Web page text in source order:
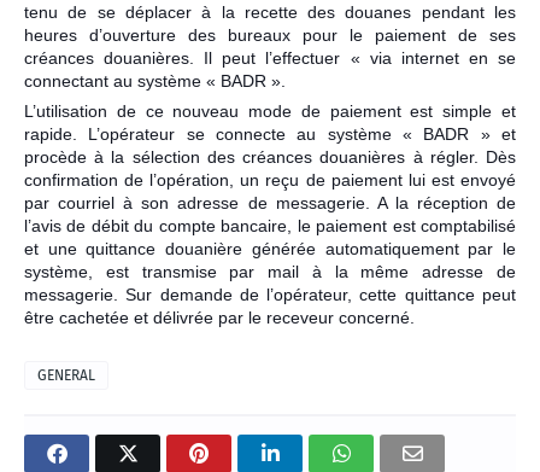
tenu de se déplacer à la recette des douanes pendant les
heures d’ouverture des bureaux pour le paiement de ses
créances douanières. Il peut l’effectuer « via internet en se
connectant au système « BADR ».
L’utilisation de ce nouveau mode de paiement est simple et
rapide. L’opérateur se connecte au système « BADR » et
procède à la sélection des créances douanières à régler. Dès
confirmation de l’opération, un reçu de paiement lui est envoyé
par courriel à son adresse de messagerie. A la réception de
l’avis de débit du compte bancaire, le paiement est comptabilisé
et une quittance douanière générée automatiquement par le
système, est transmise par mail à la même adresse de
messagerie. Sur demande de l’opérateur, cette quittance peut
être cachetée et délivrée par le receveur concerné.
GENERAL